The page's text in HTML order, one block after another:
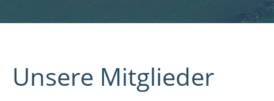
Unsere Mitglieder